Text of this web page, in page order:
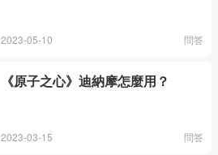
2023-05-10 問答
《原子之心》迪納摩怎麼用？
2023-03-15 問答